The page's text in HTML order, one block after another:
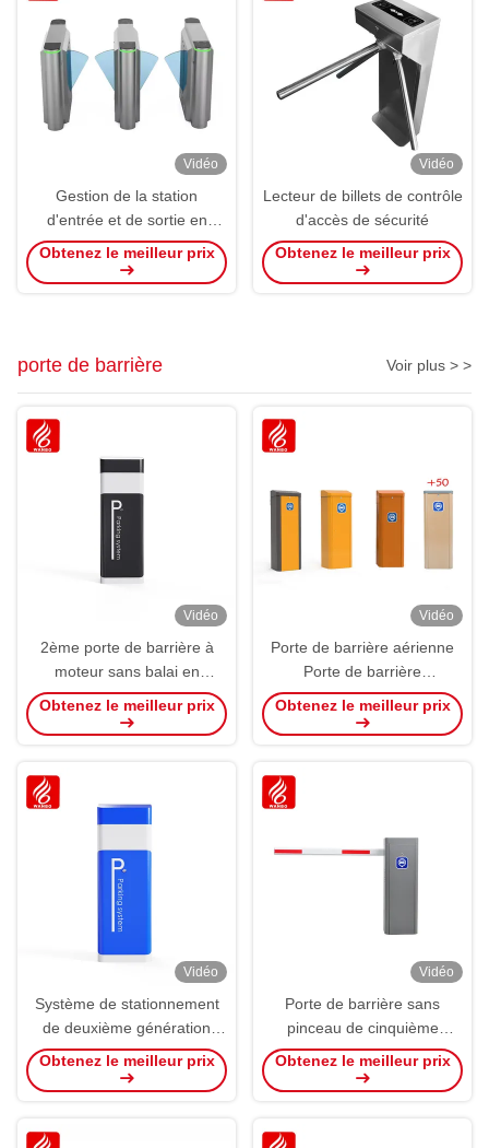
Vidéo
Gestion de la station
d'entrée et de sortie en
rotation porte à volet en
rotation automatique de
Obtenez le meilleur prix
Vidéo
Lecteur de billets de contrôle
d'accès de sécurité
Obtenez le meilleur prix
porte de barrière Voir plus > >
Vidéo
2ème porte de barrière à
moteur sans balai en
courant continu Système de
gestion du stationnement
Obtenez le meilleur prix
Vidéo
Porte de barrière aérienne
Porte de barrière
automatique de
stationnement automobile
Obtenez le meilleur prix
Vidéo
Système de stationnement
de deuxième génération
sans barrière de ressort
Obtenez le meilleur prix
Vidéo
Porte de barrière sans
pinceau de cinquième
génération Porte d'entrée
sortie d'ascenseur
Obtenez le meilleur prix